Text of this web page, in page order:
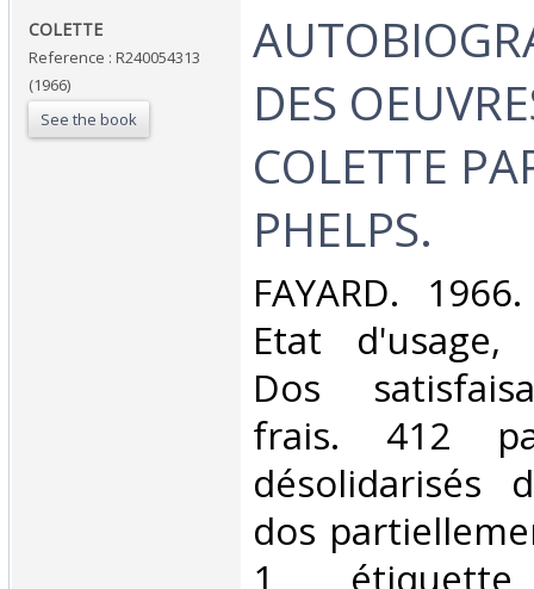
‎COLETTE‎
Reference : R240054313
(1966)
See the book
DES
COLETTE
PHELPS.‎
‎FAYARD.
Etat d'usage,
Dos
frais. 412
désolidarisés
dos
1